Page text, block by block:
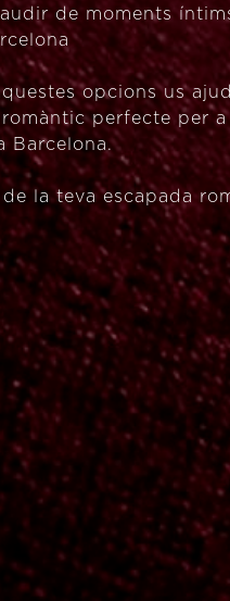
de moments
opcions us
perfecte per a
Barcelona.
la teva escapada